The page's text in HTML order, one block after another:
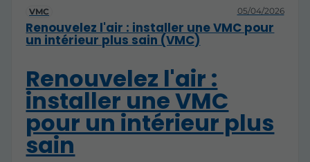
VMC 05/04/2026
Renouvelez l'air : installer une VMC pour
un intérieur plus sain (VMC)
Renouvelez l'air :
installer une VMC
pour un intérieur plus
sain